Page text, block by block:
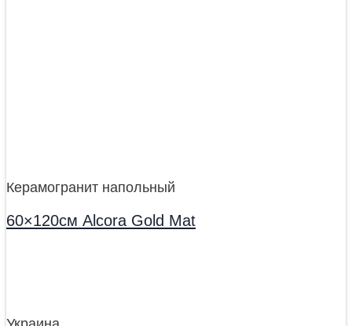
Керамогранит напольный
60×120см Alcora Gold Mat